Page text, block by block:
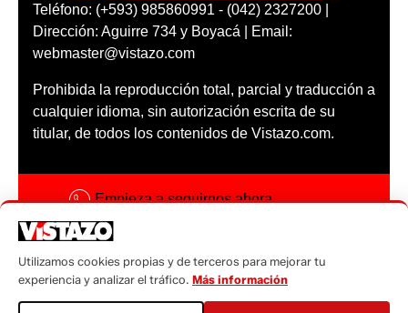
Teléfono: (+593) 985860991 - (042) 2327200 |
Dirección: Aguirre 734 y Boyacá | Email:
webmaster@vistazo.com
Prohibida la reproducción total, parcial y traducción a
cualquier idioma, sin autorización escrita de su
titular, de todos los contenidos de Vistazo.com.
Empieza a seguirnos ahora
Código ética
Sugerencias a:
Utilizamos cookies propias y de terceros para mejorar tu
experiencia y analizar el tráfico. Más información